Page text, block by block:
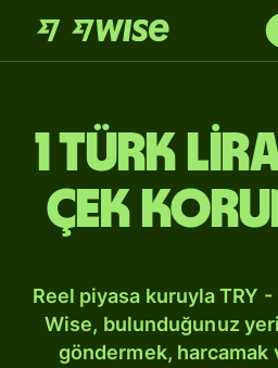
1 Türk
Çek
Reel piyasa kuruyla TRY -
Wise, bulunduğunuz
göndermek, harcamak